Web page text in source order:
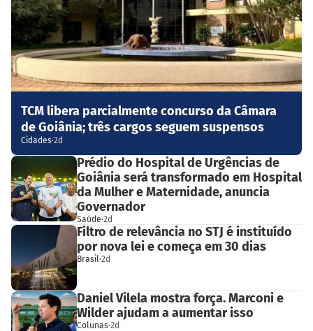
TCM libera parcialmente concurso da Câmara
de Goiânia; três cargos seguem suspensos
Cidades·2d
Prédio do Hospital de Urgências de
Goiânia será transformado em Hospital
da Mulher e Maternidade, anuncia
Governador
Saúde·2d
Filtro de relevância no STJ é instituído
por nova lei e começa em 30 dias
Brasil·2d
Daniel Vilela mostra força. Marconi e
Wilder ajudam a aumentar isso
Colunas·2d